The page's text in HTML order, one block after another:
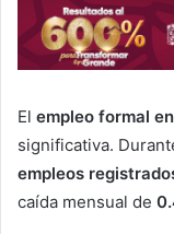
El empleo formal
significativa.
empleos
caída mensual de